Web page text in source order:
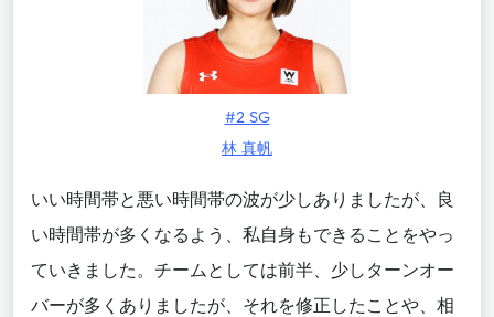
#2 SG
林 真帆
いい時間帯と悪い時間帯の波が少しありましたが、良
い時間帯が多くなるよう、私自身もできることをやっ
ていきました。チームとしては前半、少しターンオー
バーが多くありましたが、それを修正したことや、相